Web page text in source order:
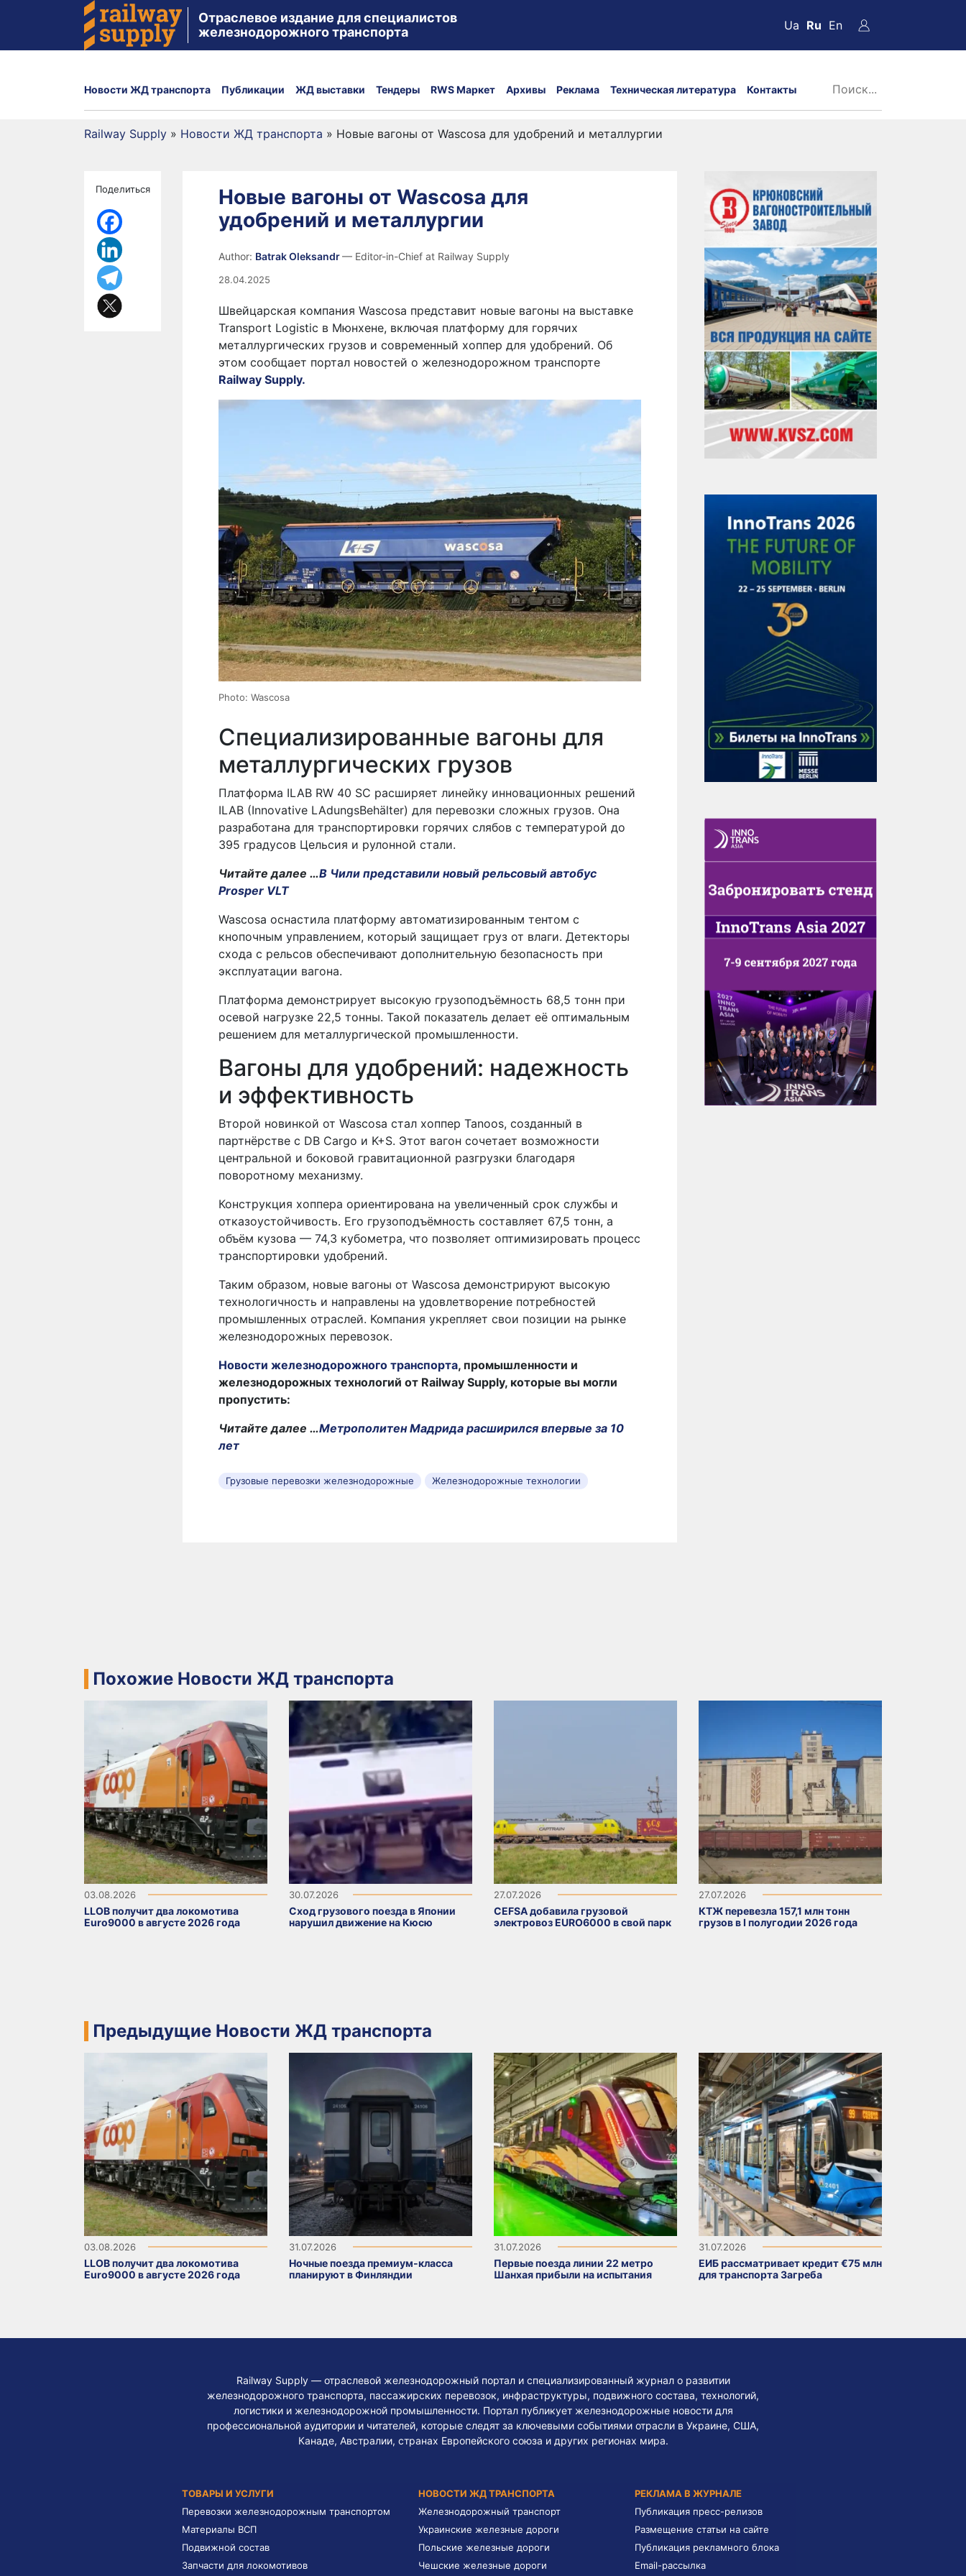
Отраслевое издание для специалистов
железнодорожного транспорта
Ua Ru En
Новости ЖД транспорта Публикации ЖД выставки Тендеры RWS Маркет Архивы Реклама Техническая литература Контакты
Railway Supply » Новости ЖД транспорта » Новые вагоны от Wascosa для удобрений и металлургии
Поделиться
Новые вагоны от Wascosa для
удобрений и металлургии
Author: Batrak Oleksandr— Editor-in-Chief at Railway Supply
28.04.2025
Швейцарская компания Wascosa представит новые вагоны на выставке
Transport Logistic в Мюнхене, включая платформу для горячих
металлургических грузов и современный хоппер для удобрений. Об
этом сообщает портал новостей о железнодорожном транспорте
Railway Supply.
Photo: Wascosa
Специализированные вагоны для
металлургических грузов
Платформа ILAB RW 40 SC расширяет линейку инновационных решений
ILAB (Innovative LAdungsBehälter) для перевозки сложных грузов. Она
разработана для транспортировки горячих слябов с температурой до
395 градусов Цельсия и рулонной стали.
Читайте далее …В Чили представили новый рельсовый автобус
Prosper VLT
Wascosa оснастила платформу автоматизированным тентом с
кнопочным управлением, который защищает груз от влаги. Детекторы
схода с рельсов обеспечивают дополнительную безопасность при
эксплуатации вагона.
Платформа демонстрирует высокую грузоподъёмность 68,5 тонн при
осевой нагрузке 22,5 тонны. Такой показатель делает её оптимальным
решением для металлургической промышленности.
Вагоны для удобрений: надежность
и эффективность
Второй новинкой от Wascosa стал хоппер Tanoos, созданный в
партнёрстве с DB Cargo и K+S. Этот вагон сочетает возможности
центральной и боковой гравитационной разгрузки благодаря
поворотному механизму.
Конструкция хоппера ориентирована на увеличенный срок службы и
отказоустойчивость. Его грузоподъёмность составляет 67,5 тонн, а
объём кузова — 74,3 кубометра, что позволяет оптимизировать процесс
транспортировки удобрений.
Таким образом, новые вагоны от Wascosa демонстрируют высокую
технологичность и направлены на удовлетворение потребностей
промышленных отраслей. Компания укрепляет свои позиции на рынке
железнодорожных перевозок.
Новости железнодорожного транспорта, промышленности и
железнодорожных технологий от Railway Supply, которые вы могли
пропустить:
Читайте далее …Метрополитен Мадрида расширился впервые за 10
лет
Грузовые перевозки железнодорожные Железнодорожные технологии
Похожие Новости ЖД транспорта
03.08.2026
LLOB получит два локомотива
Euro9000 в августе 2026 года
30.07.2026
Сход грузового поезда в Японии
нарушил движение на Кюсю
27.07.2026
CEFSA добавила грузовой
электровоз EURO6000 в свой парк
27.07.2026
КТЖ перевезла 157,1 млн тонн
грузов в I полугодии 2026 года
Предыдущие Новости ЖД транспорта
03.08.2026
LLOB получит два локомотива
Euro9000 в августе 2026 года
31.07.2026
Ночные поезда премиум-класса
планируют в Финляндии
31.07.2026
Первые поезда линии 22 метро
Шанхая прибыли на испытания
31.07.2026
ЕИБ рассматривает кредит €75 млн
для транспорта Загреба
Railway Supply — отраслевой железнодорожный портал и специализированный журнал о развитии
железнодорожного транспорта, пассажирских перевозок, инфраструктуры, подвижного состава, технологий,
логистики и железнодорожной промышленности. Портал публикует железнодорожные новости для
профессиональной аудитории и читателей, которые следят за ключевыми событиями отрасли в Украине, США,
Канаде, Австралии, странах Европейского союза и других регионах мира.
ТОВАРЫ И УСЛУГИ
Перевозки железнодорожным транспортом
Материалы ВСП
Подвижной состав
Запчасти для локомотивов
НОВОСТИ ЖД ТРАНСПОРТА
Железнодорожный транспорт
Украинские железные дороги
Польские железные дороги
Чешские железные дороги
РЕКЛАМА В ЖУРНАЛЕ
Публикация пресс-релизов
Размещение статьи на сайте
Публикация рекламного блока
Email-рассылка